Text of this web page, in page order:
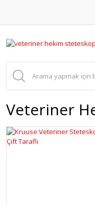
Veteriner